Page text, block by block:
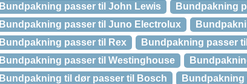
Bundpakning passer til John Lewis
Bundpakning
Bundpakning passer til Juno Electrolux
Bundpakning passer til Rex
Bundpakning passer
Bundpakning passer til Westinghouse
Bundpakning til dør passer til Bosch
Bundpakning